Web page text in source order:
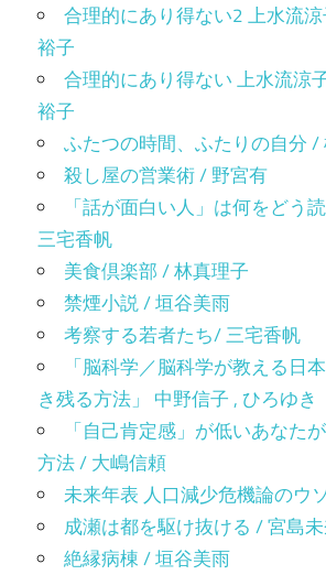
合理的にあり得ない2 上水流
裕子
合理的にあり得ない 上水流涼
裕子
ふたつの時間、ふたりの自分 /
殺し屋の営業術 / 野宮有
「話が面白い人」は何をどう
三宅香帆
美食倶楽部 / 林真理子
禁煙小説 / 垣谷美雨
考察する若者たち/ 三宅香帆
「脳科学／脳科学が教える日
き残る方法」 中野信子 , ひろゆき
「自己肯定感」が低いあなた
方法 / 大嶋信頼
未来年表 人口減少危機論のウ
成瀬は都を駆け抜ける / 宮島
絶縁病棟 / 垣谷美雨